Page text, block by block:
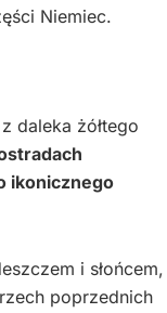
Niemiec.
daleka żółtego
ikonicznego
i słońcem,
poprzednich